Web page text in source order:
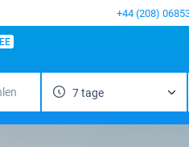
+44 (208)
Marinas Beliebte
Italien
7 tage